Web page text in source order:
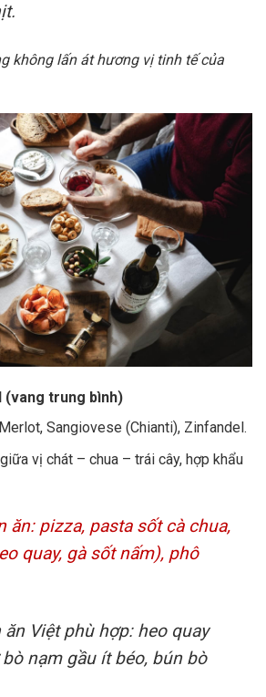
không lấn át hương vị tinh tế của
(vang trung bình)
Sangiovese (Chianti), Zinfandel.
vị chát – chua – trái cây, hợp khẩu
ăn: pizza, pasta sốt cà chua,
quay, gà sốt nấm), phô
Việt phù hợp: heo quay
nạm gầu ít béo, bún bò